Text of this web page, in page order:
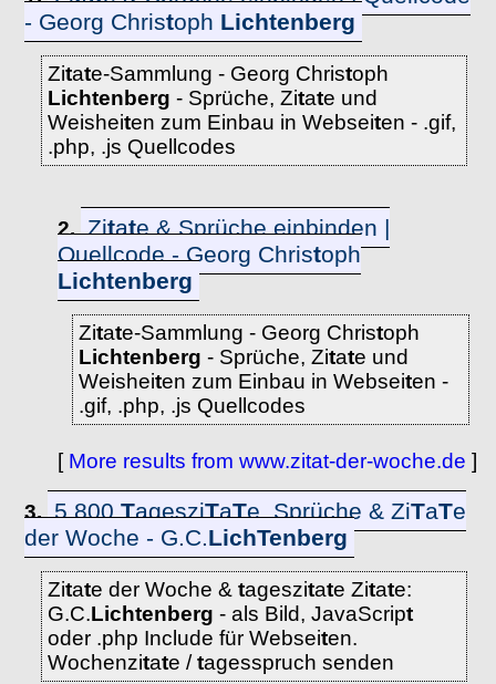
- Georg Christoph Lichtenberg
Zitate-Sammlung - Georg Christoph
Lichtenberg - Sprüche, Zitate und
Weisheiten zum Einbau in Webseiten - .gif,
.php, .js Quellcodes
2. Zitate & Sprüche einbinden |
Quellcode - Georg Christoph
Lichtenberg
Zitate-Sammlung - Georg Christoph
Lichtenberg - Sprüche, Zitate und
Weisheiten zum Einbau in Webseiten -
.gif, .php, .js Quellcodes
[ More results from www.zitat-der-woche.de ]
3. 5.800TagesziTaTe, Sprüche & ZiTaTe
der Woche - G.C.LichTenberg
Zitate der Woche & tageszitate Zitate:
G.C.Lichtenberg - als Bild, JavaScript
oder .php Include für Webseiten.
Wochenzitate /tagesspruch senden